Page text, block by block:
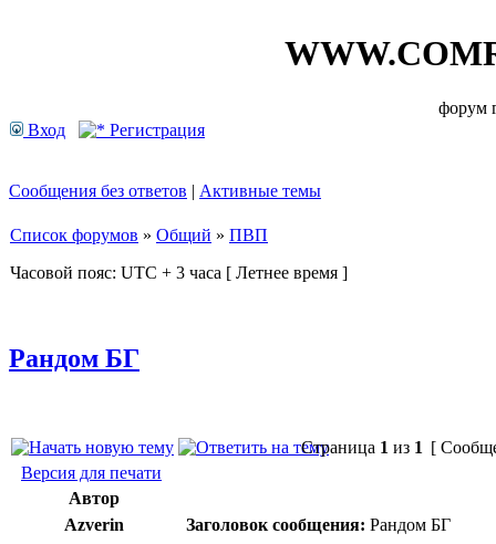
форум
Вход
Регистрация
Сообщения без ответов | Активные темы
Список форумов » Общий » ПВП
Часовой пояс: UTC + 3 часа [ Летнее время ]
Рандом БГ
Страница 1 из 1 [
Версия для печати
Автор
Azverin
Заголовок сообщения: Рандом БГ